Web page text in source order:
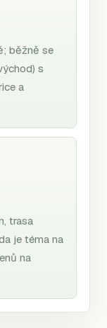
běžně se
s
a
trasa
je téma na
na